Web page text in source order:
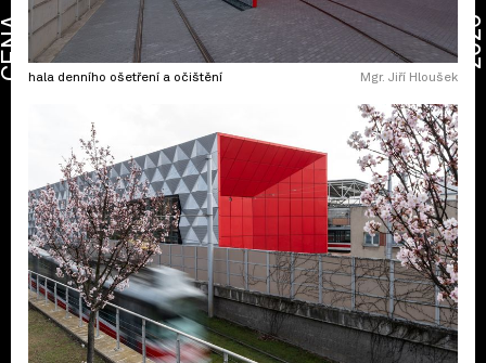
hala denního ošetření a očištění Mgr. Jiří Hloušek
CENA 2026